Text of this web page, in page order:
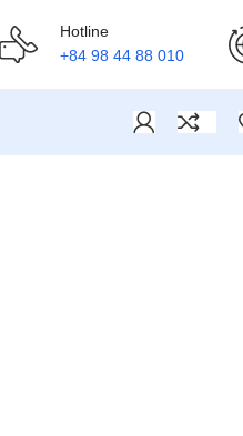
Hotline
+84 98 44 88 010